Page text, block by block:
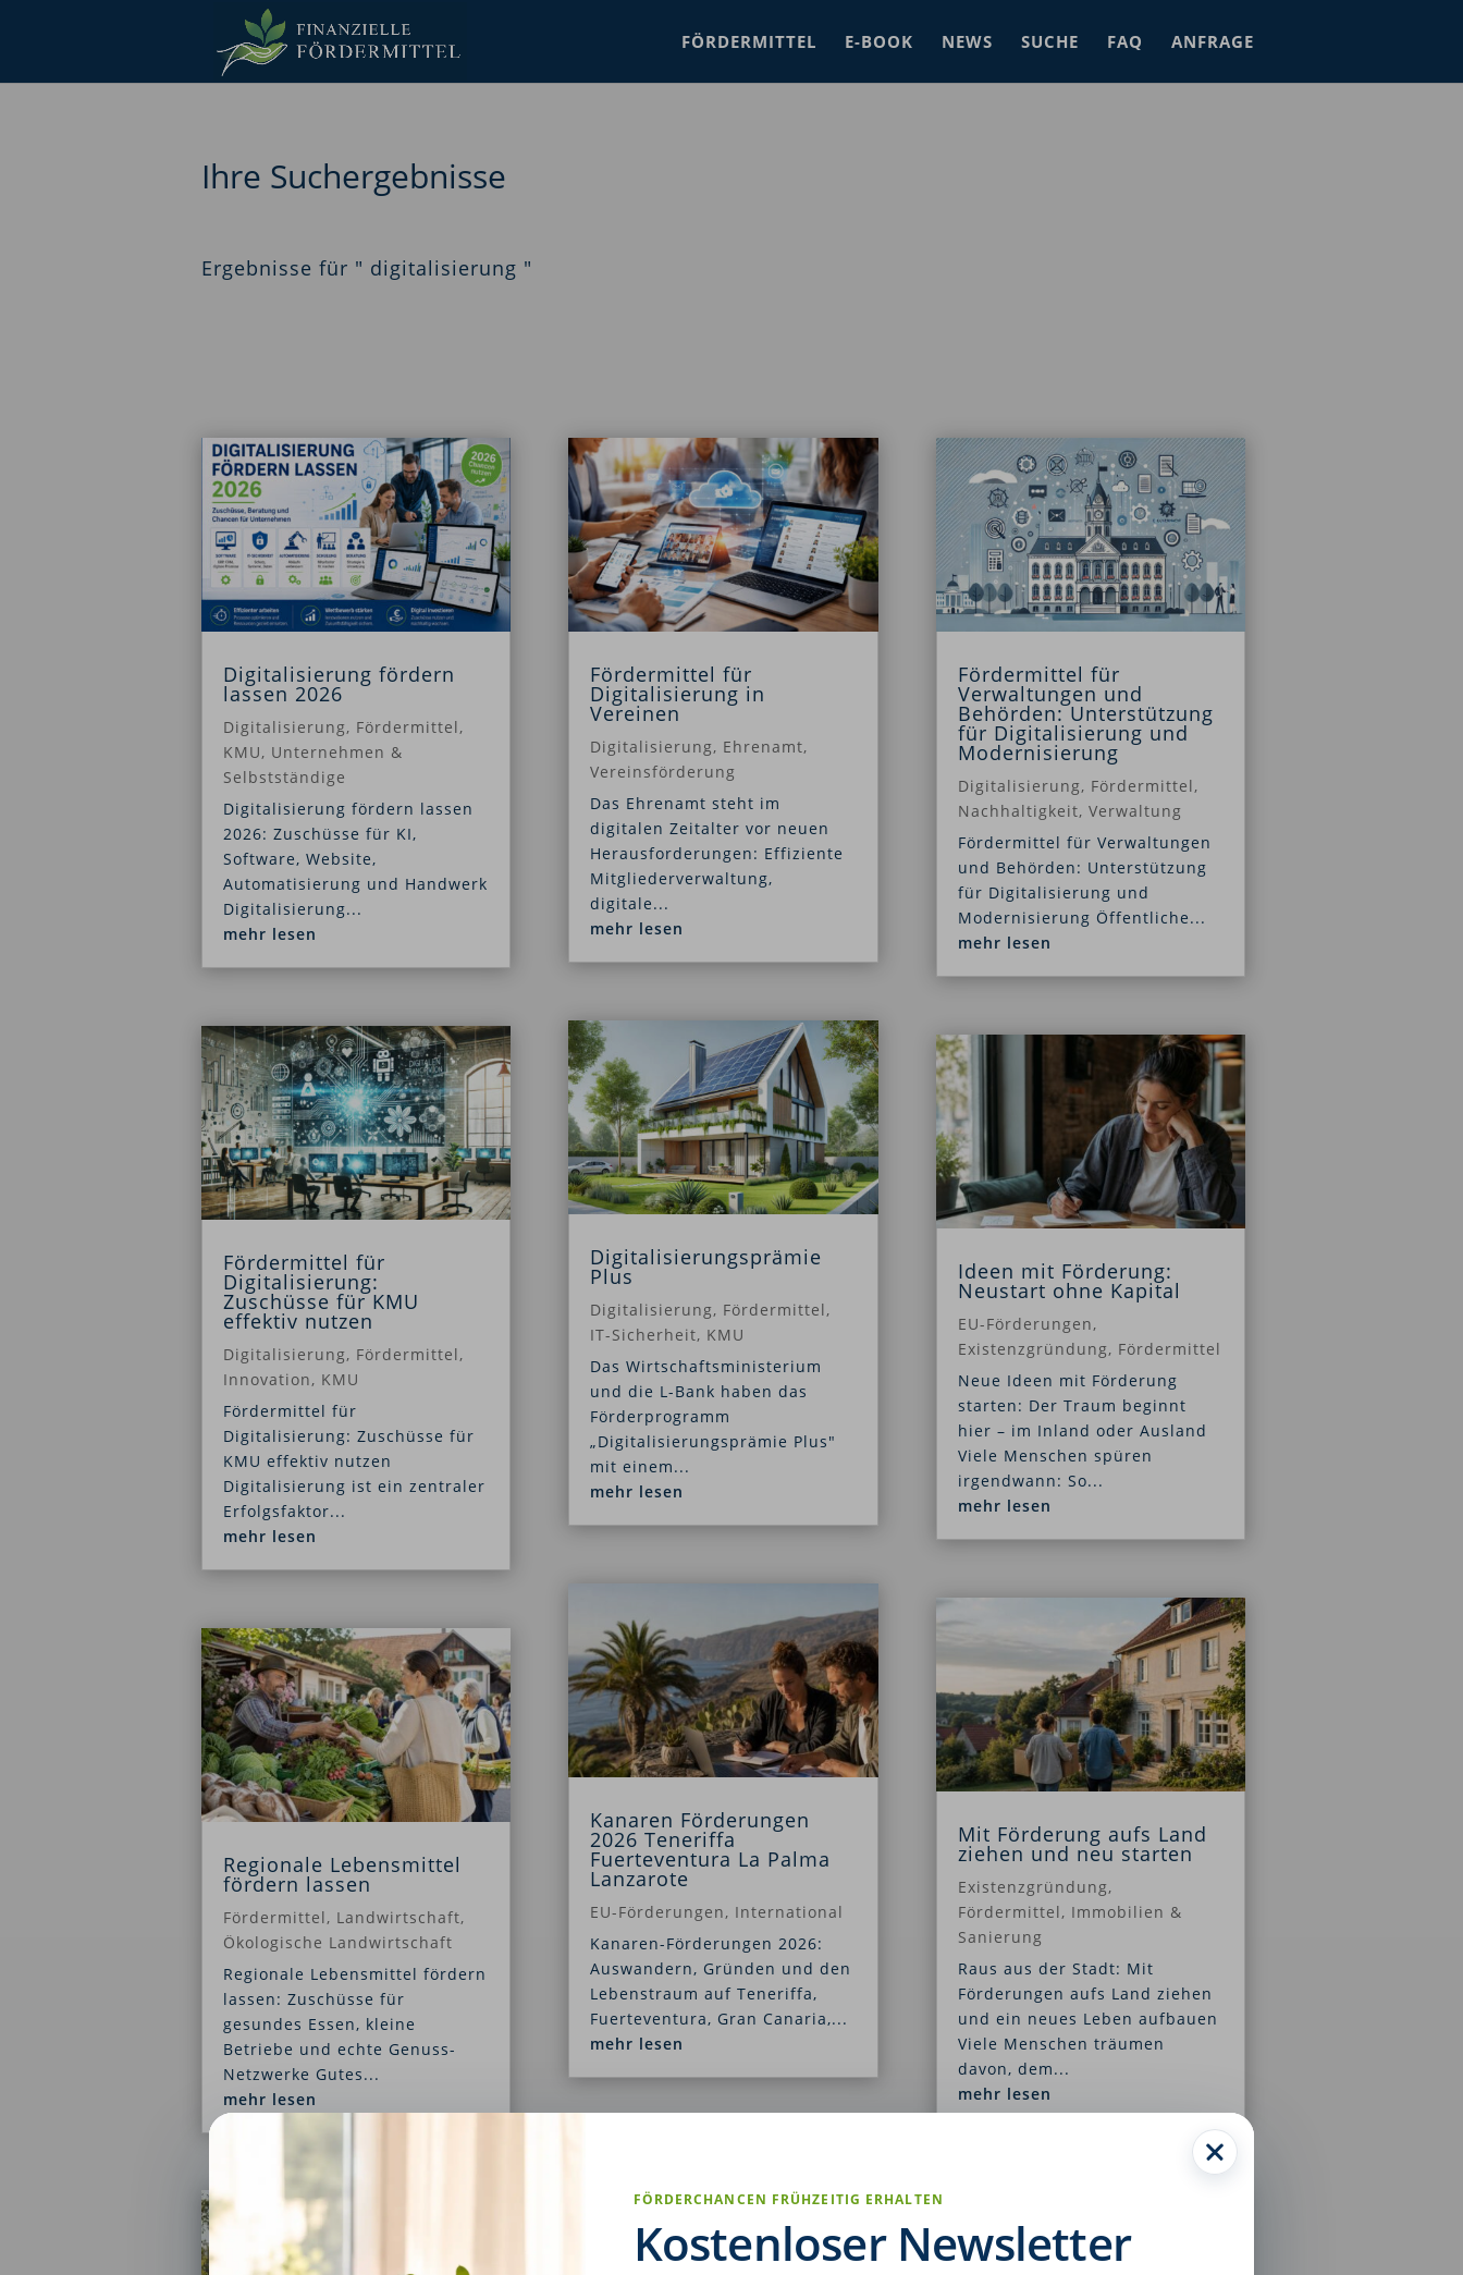
FÖRDERMITTEL E-BOOK NEWS SUCHE FAQ ANFRAGE
Ihre Suchergebnisse
Ergebnisse für " digitalisierung "
Digitalisierung fördern
lassen 2026
Digitalisierung, Fördermittel,
KMU, Unternehmen &
Selbstständige
Digitalisierung fördern lassen
2026: Zuschüsse für KI,
Software, Website,
Automatisierung und Handwerk
Digitalisierung...
mehr lesen
Fördermittel für
Digitalisierung:
Zuschüsse für KMU
effektiv nutzen
Digitalisierung, Fördermittel,
Innovation, KMU
Fördermittel für
Digitalisierung: Zuschüsse für
KMU effektiv nutzen
Digitalisierung ist ein zentraler
Erfolgsfaktor...
mehr lesen
Regionale Lebensmittel
fördern lassen
Fördermittel, Landwirtschaft,
Ökologische Landwirtschaft
Regionale Lebensmittel fördern
lassen: Zuschüsse für
gesundes Essen, kleine
Betriebe und echte Genuss-
Netzwerke Gutes...
mehr lesen
Fördermittel für
Digitalisierung in
Vereinen
Digitalisierung, Ehrenamt,
Vereinsförderung
Das Ehrenamt steht im
digitalen Zeitalter vor neuen
Herausforderungen: Effiziente
Mitgliederverwaltung,
digitale...
mehr lesen
Digitalisierungsprämie
Plus
Digitalisierung, Fördermittel,
IT-Sicherheit, KMU
Das Wirtschaftsministerium
und die L-Bank haben das
Förderprogramm
„Digitalisierungsprämie Plus"
mit einem...
mehr lesen
Kanaren Förderungen
2026 Teneriffa
Fuerteventura La Palma
Lanzarote
EU-Förderungen, International
Kanaren-Förderungen 2026:
Auswandern, Gründen und den
Lebenstraum auf Teneriffa,
Fuerteventura, Gran Canaria,...
mehr lesen
Fördermittel für
Verwaltungen und
Behörden: Unterstützung
für Digitalisierung und
Modernisierung
Digitalisierung, Fördermittel,
Nachhaltigkeit, Verwaltung
Fördermittel für Verwaltungen
und Behörden: Unterstützung
für Digitalisierung und
Modernisierung Öffentliche...
mehr lesen
Ideen mit Förderung:
Neustart ohne Kapital
EU-Förderungen,
Existenzgründung, Fördermittel
Neue Ideen mit Förderung
starten: Der Traum beginnt
hier – im Inland oder Ausland
Viele Menschen spüren
irgendwann: So...
mehr lesen
Mit Förderung aufs Land
ziehen und neu starten
Existenzgründung,
Fördermittel, Immobilien &
Sanierung
Raus aus der Stadt: Mit
Förderungen aufs Land ziehen
und ein neues Leben aufbauen
Viele Menschen träumen
davon, dem...
mehr lesen
FÖRDERCHANCEN FRÜHZEITIG ERHALTEN
Kostenloser Newsletter